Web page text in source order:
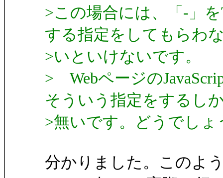
>この場合には、「-」
する指定をしてもらわ
>いといけないです。
> Webページの
そういう指定をするし
>無いです。どうでしょ
分かりました。このよ